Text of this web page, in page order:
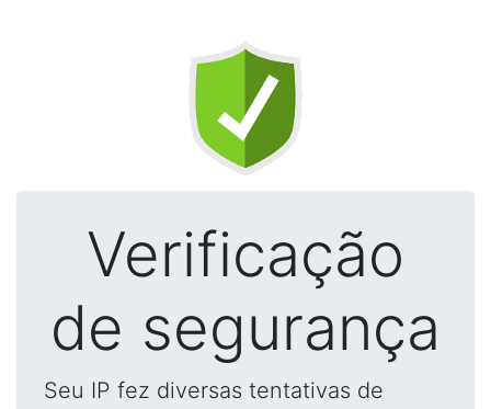
Verificação
de segurança
Seu IP fez diversas tentativas de